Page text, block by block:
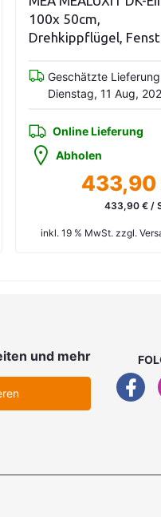
100x 50cm,
Drehkippflügel,
Geschätzte
Dienstag, 11 Aug,
Online Lieferung
Abholen
433,90
433,90 € /
inkl. 19 % MwSt. zzgl.
und mehr